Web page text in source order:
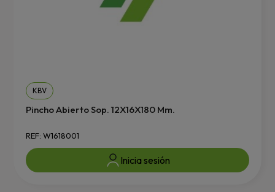
KBV
Pincho Abierto Sop. 12X16X180 Mm.
REF: W1618001
Inicia sesión